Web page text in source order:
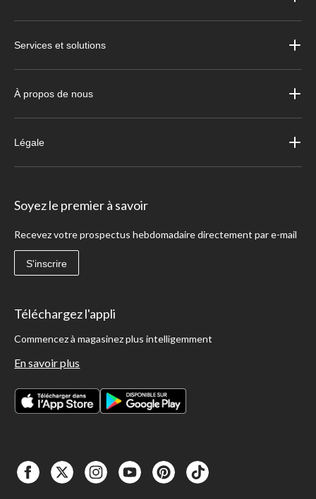
Services et solutions
À propos de nous
Légale
Soyez le premier à savoir
Recevez votre prospectus hebdomadaire directement par e-mail
S'inscrire
Téléchargez l'appli
Commencez à magasinez plus intelligemment
En savoir plus